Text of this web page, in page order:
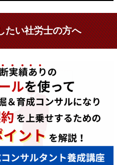
たい社労士の方へ